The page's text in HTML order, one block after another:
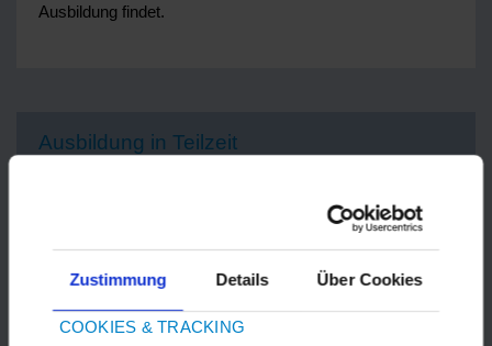
Zustimmung Details Über Cookies
COOKIES & TRACKING
Ausbildung findet.
Ausbildung in Teilzeit
Eine Ausbildung kann man auch in Teilzeit machen. Das
haben. So können sie eine Ausbildung machen und sich
um die Familie kümmern. Auf der
Seite des Beratungsbüros für Alleinerziehende des
Landkreises Fulda